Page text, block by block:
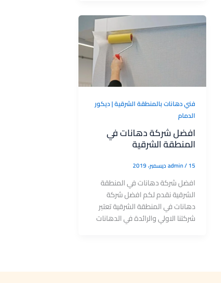
فني دهانات بالمنطقة الشرقية | ديكور
الدمام
افضل شركة دهانات في
المنطقة الشرقية
admin/15 ديسمبر، 2019
افضل شركة دهانات في المنطقة
الشرقية نقدم لكم افضل شركة
دهانات في المنطقة الشرقية تعتبر
شركتنا الاولي والرائدة في الدهانات